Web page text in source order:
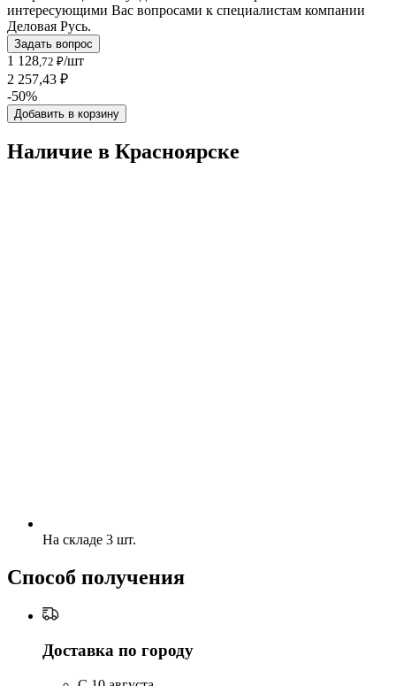
интересующими Вас вопросами к специалистам компании
Деловая Русь.
Задать вопрос
1 128 ,72 ₽/шт
2 257,43 ₽
-50%
Добавить в корзину
Наличие в Красноярскe
На складе 3 шт.
Способ получения
Доставка по городу